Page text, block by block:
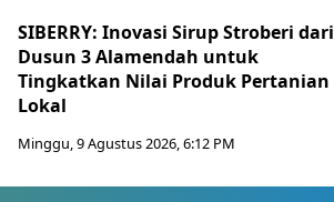
SIBERRY: Inovasi Sirup Stroberi dari
Dusun 3 Alamendah untuk
Tingkatkan Nilai Produk Pertanian
Lokal
Minggu, 9 Agustus 2026, 6:12 PM